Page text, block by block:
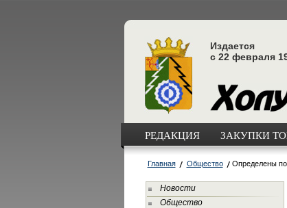
Издается
с 22 февраля
РЕДАКЦИЯ ЗАКУПКИ
Главная Общество Определены
Новости
Общество